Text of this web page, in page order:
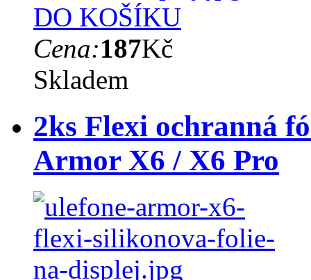
DO KOŠÍKU
Cena:187Kč
Skladem
2ks Flexi ochranná
Armor X6 / X6 Pro